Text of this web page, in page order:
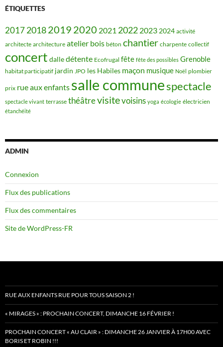
ÉTIQUETTES
201720182019 2020 2021 2022 2023 2024 activité
architecte architecture atelier bois béton chantier charpente collectif
concert dalledétente Ecofrugal fête fête des possibles Grenoble
habitat participatif jardin JPO les Habiles maçon musique Noël plombier
prix rue aux enfants salle communespectacle
spectacle vivant terrasse théâtrevisitevoisins yoga écologie électricien
étanchéité
ADMIN
Connexion
Flux des publications
Flux des commentaires
Site de WordPress-FR
RUE AUX ENFANTS RUE POUR TOUS SAISON 2 !
« MIRAGES » : PROCHAIN CONCERT, DIMANCHE 16 FÉVRIER !
PROCHAIN CONCERT « AU CLAIR » : DIMANCHE 26 JANVIER À 17H00 AVEC
BORIS ET ROBIN !!!